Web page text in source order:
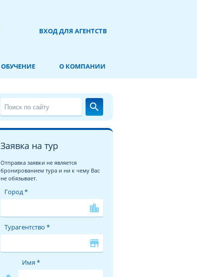
ВХОД ДЛЯ АГЕНТСТВ
ОБУЧЕНИЕ О КОМПАНИИ
search
Заявка на тур
Отправка заявки не является
бронированием тура и ни к чему Вас
не обязывает.
Город *
location_city
Турагентство *
store
Имя *